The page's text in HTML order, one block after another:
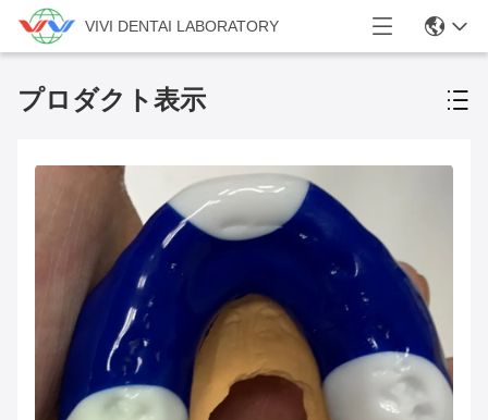
VIVI DENTAI LABORATORY
プロダクト表示